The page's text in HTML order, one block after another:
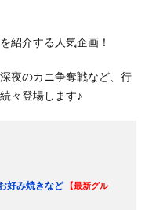
紹介する人気企画！
夜のカニ争奪戦など、行
々登場します♪
好み焼きなど
【最新グル